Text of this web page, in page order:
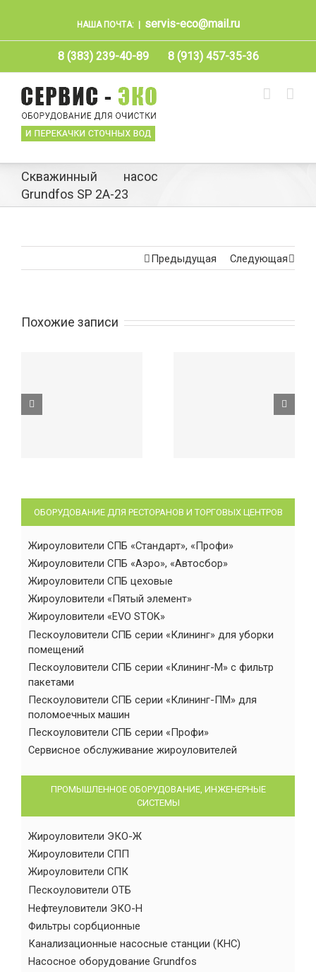
НАША ПОЧТА: servis-eco@mail.ru
8 (383) 239-40-89 8 (913) 457-35-36
Скважинный насос
Grundfos SP 2A-23
Предыдущая Следующая
Похожие записи
ОБОРУДОВАНИЕ ДЛЯ РЕСТОРАНОВ И ТОРГОВЫХ ЦЕНТРОВ
Жироуловители СПБ «Стандарт», «Профи»
Жироуловители СПБ «Аэро», «Автосбор»
Жироуловители СПБ цеховые
Жироуловители «Пятый элемент»
Жироуловители «EVO STOK»
Пескоуловители СПБ серии «Клининг» для уборки
помещений
Пескоуловители СПБ серии «Клининг-М» с фильтр
пакетами
Пескоуловители СПБ серии «Клининг-ПМ» для
поломоечных машин
Пескоуловители СПБ серии «Профи»
Сервисное обслуживание жироуловителей
ПРОМЫШЛЕННОЕ ОБОРУДОВАНИЕ, ИНЖЕНЕРНЫЕ
СИСТЕМЫ
Жироуловители ЭКО-Ж
Жироуловители СПП
Жироуловители СПК
Пескоуловители ОТБ
Нефтеуловители ЭКО-Н
Фильтры сорбционные
Канализационные насосные станции (КНС)
Насосное оборудование Grundfos